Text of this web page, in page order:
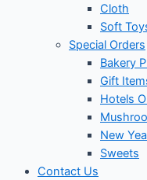
Cloth
Soft
Special Orders
Bakery
Gift
Hotels
New
Sweets
Contact Us